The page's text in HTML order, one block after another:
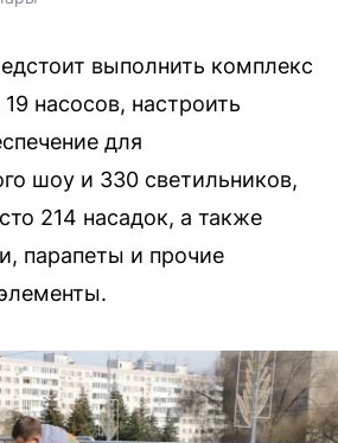
выполнить комплекс
насосов, настроить
для
шоу и 330 светильников,
214 насадок, а также
парапеты и прочие